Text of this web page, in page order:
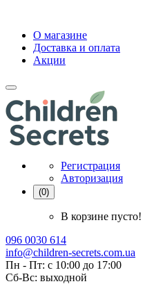
О магазине
Доставка и оплата
Акции
Регистрация
Авторизация
(0)
В корзине пусто!
096 0030 614
info@children-secrets.com.ua
Пн - Пт: с 10:00 до 17:00
Сб-Вс: выходной